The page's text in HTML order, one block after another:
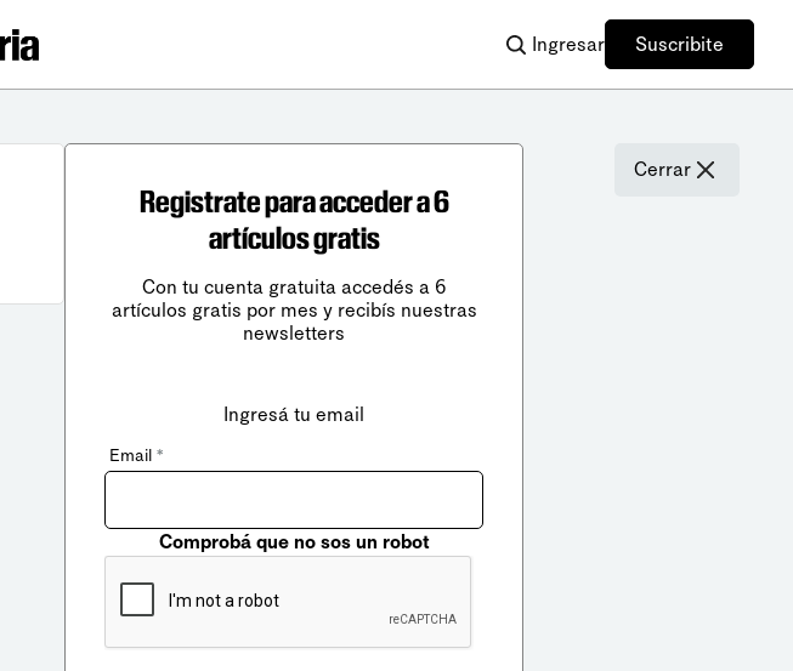
Ingresar Suscribite
Cerrar
Registrate para acceder a 6
artículos gratis
Con tu cuenta gratuita accedés a 6
artículos gratis por mes y recibís nuestras
newsletters
Ingresá tu email
Email *
Comprobá que no sos un robot